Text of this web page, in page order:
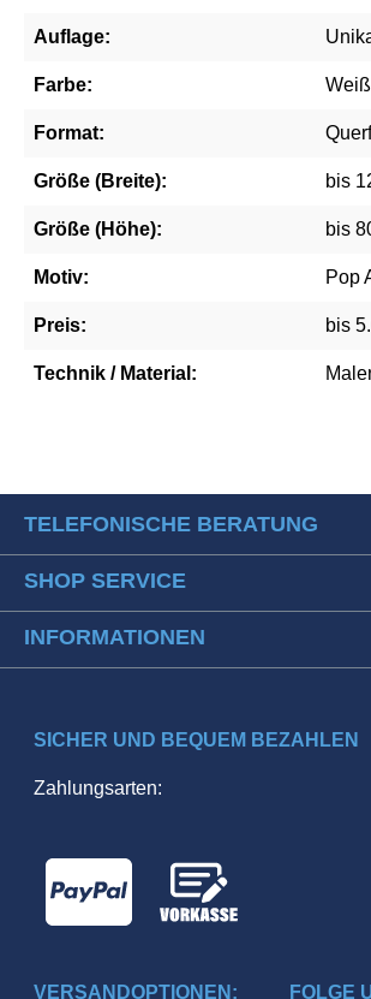
Auflage:
Farbe: Weiß
Format:
Größe (Breite): bis
Größe (Höhe): bis
Motiv: Pop
Preis: bis
Technik / Material:
TELEFONISCHE BERATUNG
SHOP SERVICE
INFORMATIONEN
SICHER UND BEQUEM BEZAHLEN
Zahlungsarten:
VERSANDOPTIONEN: FOLGE